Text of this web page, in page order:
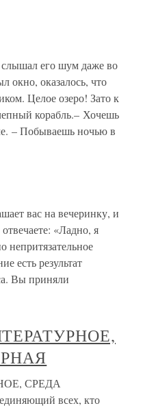
его шум даже во
окно, оказалось, что
Целое озеро! Зато к
корабль.– Хочешь
– Побываешь ночью в
вас на вечеринку, и
«Ладно, я
непритязательное
есть результат
Вы приняли
СРЕДА
всех, кто